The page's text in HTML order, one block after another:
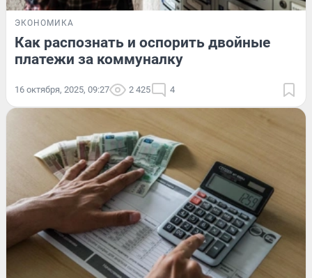
ЭКОНОМИКА
Как распознать и оспорить двойные
платежи за коммуналку
16 октября, 2025, 09:27 2 425 4